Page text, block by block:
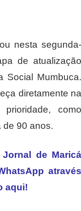
nesta segunda-
de atualização
Social Mumbuca.
diretamente na
como
de 90 anos.
de Maricá
através
aqui!